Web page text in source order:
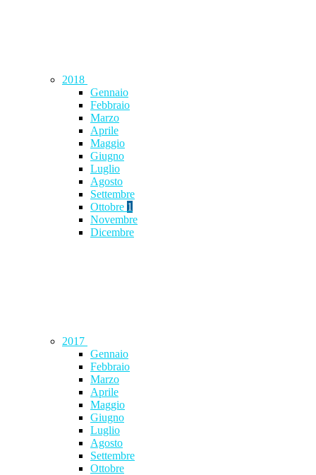
2018
Gennaio
Febbraio
Marzo
Aprile
Maggio
Giugno
Luglio
Agosto
Settembre
Ottobre 1
Novembre
Dicembre
2017
Gennaio
Febbraio
Marzo
Aprile
Maggio
Giugno
Luglio
Agosto
Settembre
Ottobre